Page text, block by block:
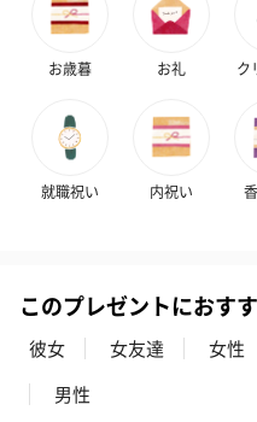
お歳暮 お礼 ク
就職祝い 内祝い
このプレゼントにおす
彼女 女友達 女性
男性